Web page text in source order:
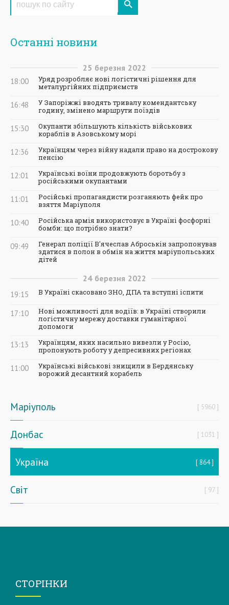
Останні новини
25 березня 2022
18:00
Уряд розробляє нові логістичні рішення для
металургійних підприємств
16:48
У Запоріжжі вводять тривалу комендантську
годину, змінено маршрути поїздів
15:30
Окупанти збільшують кількість військових
кораблів в Азовському морі
12:36
Українцям через війну надали право на дострокову
пенсію
12:01
Українські воїни продовжують боротьбу з
російськими окупантами
11:01
Російські пропагандисти розганяють фейк про
взяття Маріуполя
10:40
Російська армія використовує в Україні фосфорні
бомби: що потрібно знати?
09:49
Генерал поліції В'ячеслав Аброськін запропонував
здатися в полон в обмін на життя маріупольських
дітей
24 березня 2022
19:15 В Україні скасовано ЗНО, ДПА та вступні іспити
17:10
Нові можливості для водіїв: в Україні створили
логістичну мережу доставки гуманітарної
допомоги
13:13
Українцям, яких насильно вивезли у Росію,
пропонують роботу у депресивних регіонах
11:00
Українські військові знищили в Бердянську
ворожий десантний корабель
Маріуполь 5960
Донбас 1031
Україна 864
Світ 97
СТОРІНКИ